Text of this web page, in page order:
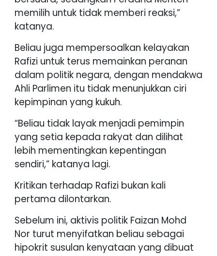
memilih untuk tidak memberi reaksi,”
katanya.
Beliau juga mempersoalkan kelayakan
Rafizi untuk terus memainkan peranan
dalam politik negara, dengan mendakwa
Ahli Parlimen itu tidak menunjukkan ciri
kepimpinan yang kukuh.
“Beliau tidak layak menjadi pemimpin
yang setia kepada rakyat dan dilihat
lebih mementingkan kepentingan
sendiri,” katanya lagi.
Kritikan terhadap Rafizi bukan kali
pertama dilontarkan.
Sebelum ini, aktivis politik Faizan Mohd
Nor turut menyifatkan beliau sebagai
hipokrit susulan kenyataan yang dibuat